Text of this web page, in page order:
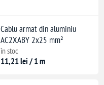
Cablu armat din aluminiu
AC2XABY 2x25 mm²
în stoc
11,21 lei / 1 m